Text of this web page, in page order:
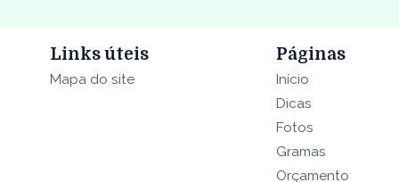
Links úteis
Mapa do site
Páginas
Início
Dicas
Fotos
Gramas
Orçamento